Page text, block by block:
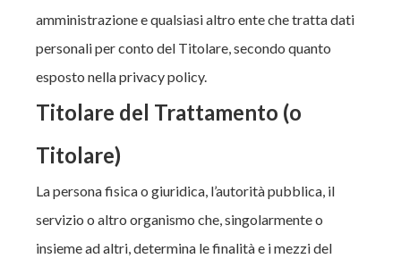
amministrazione e qualsiasi altro ente che tratta dati
personali per conto del Titolare, secondo quanto
esposto nella privacy policy.
Titolare del Trattamento (o
Titolare)
La persona fisica o giuridica, l’autorità pubblica, il
servizio o altro organismo che, singolarmente o
insieme ad altri, determina le finalità e i mezzi del